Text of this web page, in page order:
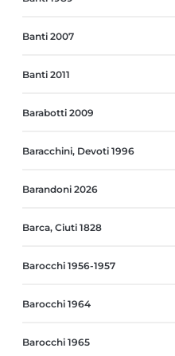
Banti 2007
Banti 2011
Barabotti 2009
Baracchini, Devoti 1996
Barandoni 2026
Barca, Ciuti 1828
Barocchi 1956-1957
Barocchi 1964
Barocchi 1965